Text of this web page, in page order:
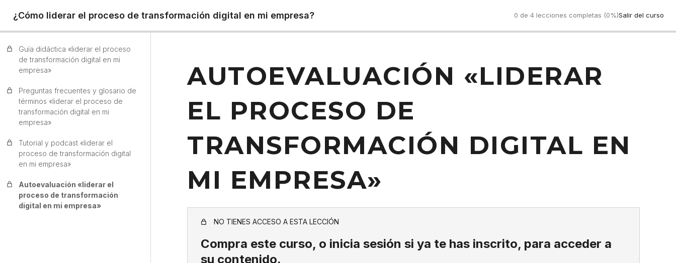
¿Cómo liderar el proceso de transformación digital en mi empresa? 0 de 4 lecciones completas (0%)Salir del curso
Guía didáctica «liderar el proceso
de transformación digital en mi
empresa»
Preguntas frecuentes y glosario de
términos «liderar el proceso de
transformación digital en mi
empresa»
Tutorial y podcast «liderar el
proceso de transformación digital
en mi empresa»
Autoevaluación «liderar el
proceso de transformación
digital en mi empresa»
AUTOEVALUACIÓN «LIDERAR
EL PROCESO DE
TRANSFORMACIÓN DIGITAL EN
MI EMPRESA»
NO TIENES ACCESO A ESTA LECCIÓN
Compra este curso, o inicia sesión si ya te has inscrito, para acceder a
su contenido.